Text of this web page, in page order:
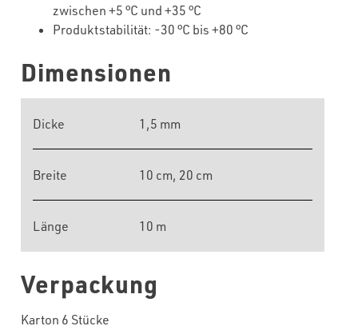
zwischen +5 °C und +35 °C
Produktstabilität: -30 °C bis +80 °C
Dimensionen
Dicke 1,5 mm
Breite 10 cm, 20 cm
Länge 10 m
Verpackung
Karton 6 Stücke